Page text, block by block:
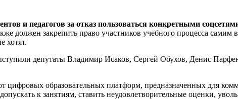
и педагогов за отказ пользоваться конкретными
должен закрепить право участников учебного процесса
хотят.
депутаты Владимир Исаков, Сергей Обухов, Денис
цифровых образовательных платформ, предназначенных для
к занятиям, ставить неудовлетворительные оценки,